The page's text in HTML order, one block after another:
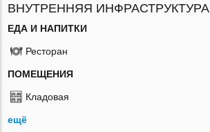
ВНУТРЕННЯЯ ИНФРАСТРУКТУРА
ЕДА И НАПИТКИ
Ресторан
ПОМЕЩЕНИЯ
Кладовая
ещё